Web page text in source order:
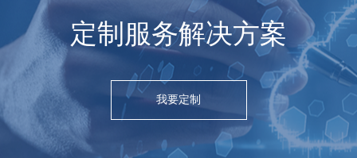
我要定制
定制服务解决方案